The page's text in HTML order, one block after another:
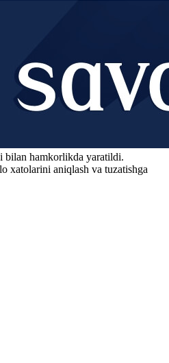
bilan hamkorlikda yaratildi.
xatolarini aniqlash va tuzatishga